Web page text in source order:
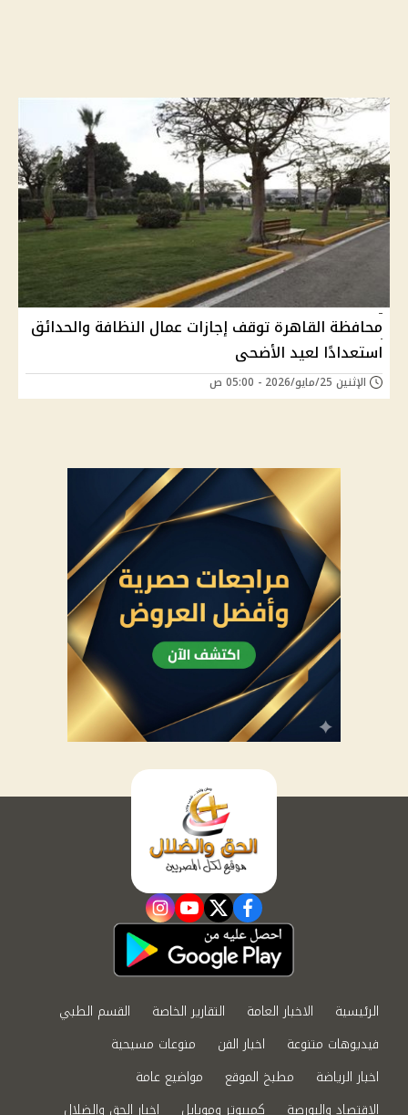
محافظة القاهرة توقف إجازات عمال النظافة والحدائق
استعدادًا لعيد الأضحى
الإثنين 25/مايو/2026 - 05:00 ص
facebook
twitter
youtube
instagram
الرئيسية الاخبار العامة التقارير الخاصة
القسم الطبي
فيديوهات متنوعة
اخبار الفن
منوعات مسيحية
اخبار الرياضة
مطبخ الموقع
مواضيع عامة
الاقتصاد والبورصة
كمبيوتر وموبايل اخبار الحق والضلال